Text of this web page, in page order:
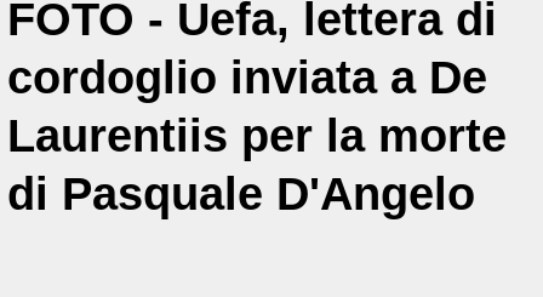
FOTO - Uefa, lettera di
cordoglio inviata a De
Laurentiis per la morte
di Pasquale D'Angelo